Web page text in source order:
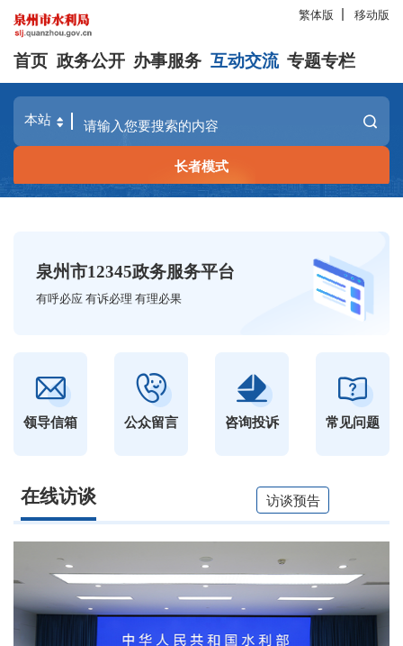
繁体版 移动版
首页 政务公开 办事服务 互动交流 专题专栏
长者模式
泉州市12345政务服务平台
有呼必应 有诉必理 有理必果
领导信箱 公众留言 咨询投诉 常见问题
在线访谈 访谈预告